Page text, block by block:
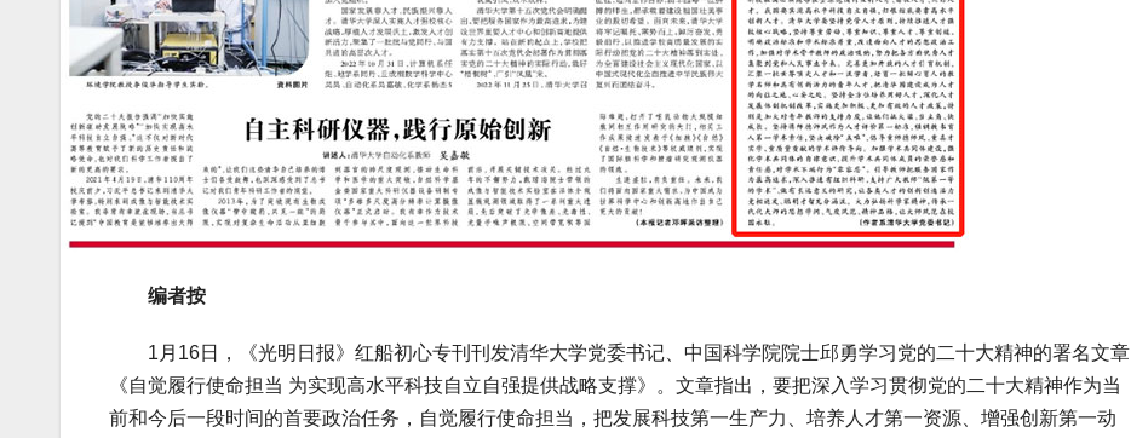
编者按
1月16日，《光明日报》红船初心专刊刊发清华大学党委书记、中国科学院院士邱勇学习党的二十大精神的署名文章
《自觉履行使命担当 为实现高水平科技自立自强提供战略支撑》。文章指出，要把深入学习贯彻党的二十大精神作为当
前和今后一段时间的首要政治任务，自觉履行使命担当，把发展科技第一生产力、培养人才第一资源、增强创新第一动